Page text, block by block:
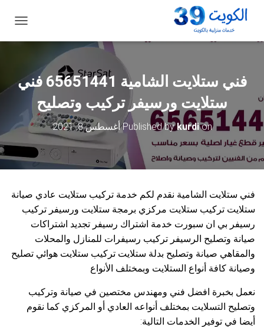
ب
ا
ق
ل
فني ستلايت الشامية 65651441 فني
ستلايت ورسيفر تركيب وتصليح
Published bykurdion أغسطس 8, 2021
فني ستلايت الشامية نقدم لكم خدمة تركيب ستلايت عادي صيانة
ستلايت تركيب ستلايت مركزي برمجة ستلايت ورسيفر تركيب
رسيفر بي ان سبورت خدمة اشتراك رسيفر تجديد اشتراكات
صيانة وتصليح الرسيفر تركيب رسيفرات للمنازل والمحلات
والمقاهي صيانة وتصليح بدلة ستلايت تركيب ستلايت هوائي تصليح
وصيانة كافة أنواع الستلايت وبمختلف الأنواع
نعمل بخبرة افضل فني ومهندس مختصين في صيانة وتركيب
وتصليح التسلايت بمختلف أنواعه العادي أو المركزي كما نقوم
أيضا في توفير الخدمات التالية: